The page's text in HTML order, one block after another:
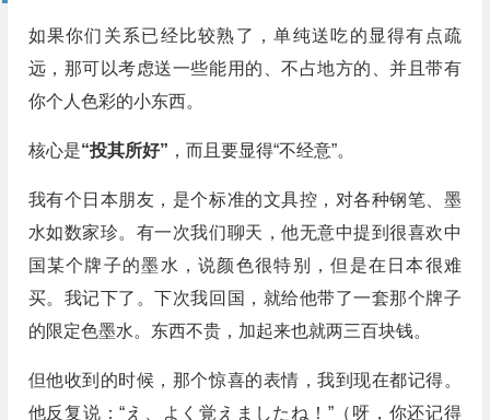
如果你们关系已经比较熟了，单纯送吃的显得有点疏
远，那可以考虑送一些能用的、不占地方的、并且带有
你个人色彩的小东西。
核心是“投其所好” ，而且要显得“不经意”。
我有个日本朋友，是个标准的文具控，对各种钢笔、墨
水如数家珍。有一次我们聊天，他无意中提到很喜欢中
国某个牌子的墨水，说颜色很特别，但是在日本很难
买。我记下了。下次我回国，就给他带了一套那个牌子
的限定色墨水。东西不贵，加起来也就两三百块钱。
但他收到的时候，那个惊喜的表情，我到现在都记得。
他反复说：“え、よく覚えましたね！”（呀，你还记得